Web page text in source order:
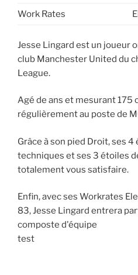
Work Rates
Jesse Lingard est un joueur
club Manchester United du
League.
Agé de ans et mesurant 175
régulièrement au poste de
Grâce à son pied Droit, ses
techniques et ses 3 étoiles
totalement vous satisfaire.
Enfin, avec ses Workrates
83, Jesse Lingard entrera
composte d'équipe
test